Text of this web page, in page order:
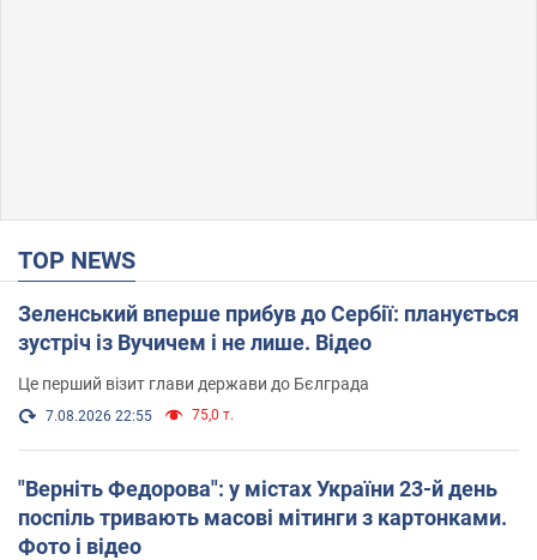
TOP NEWS
Зеленський вперше прибув до Сербії: планується
зустріч із Вучичем і не лише. Відео
Це перший візит глави держави до Бєлграда
7.08.2026 22:55 75,0 т.
"Верніть Федорова": у містах України 23-й день
поспіль тривають масові мітинги з картонками.
Фото і відео